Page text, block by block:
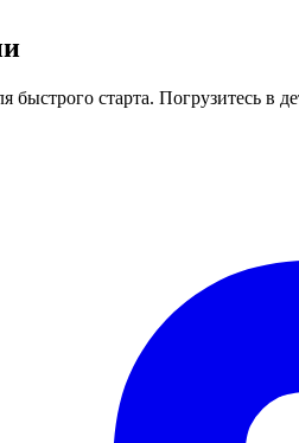
быстрого старта. Погрузитесь в